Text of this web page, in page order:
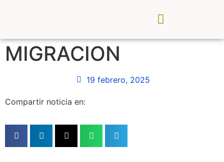
MIGRACION
19 febrero, 2025
Compartir noticia en: